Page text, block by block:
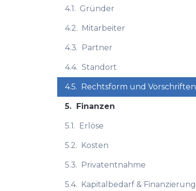
4.1. Gründer
4.2. Mitarbeiter
4.3. Partner
4.4. Standort
4.5. Rechtsform und Vorschriften
5. Finanzen
5.1. Erlöse
5.2. Kosten
5.3. Privatentnahme
5.4. Kapitalbedarf & Finanzierung